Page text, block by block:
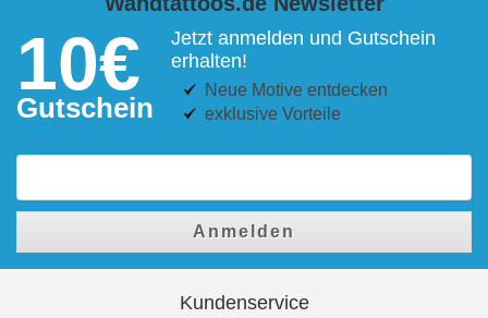
10€
Gutschein
Jetzt anmelden und Gutschein
erhalten!
Neue Motive entdecken
exklusive Vorteile
Anmelden
Kundenservice